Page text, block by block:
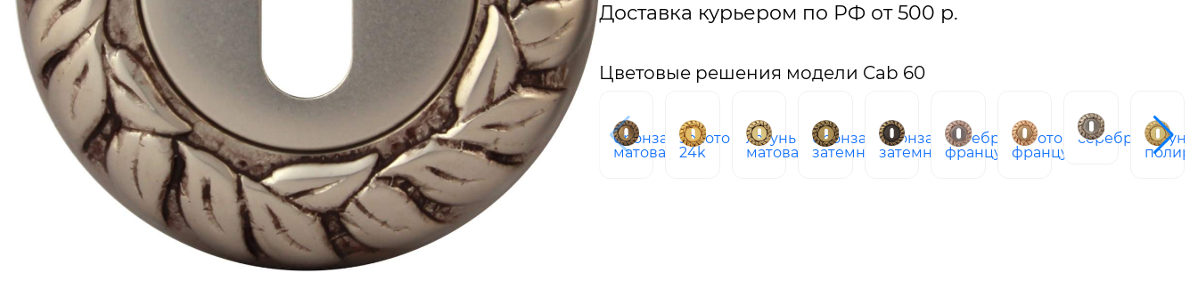
Доставка курьером по РФ от 500 р.
Цветовые решения модели Cab 60
бронза
матовая
золото
24k
латунь
матовая
бронза
затемненная
бронза
затемненная
серебро
французское
золото
французское
серебро
латунь